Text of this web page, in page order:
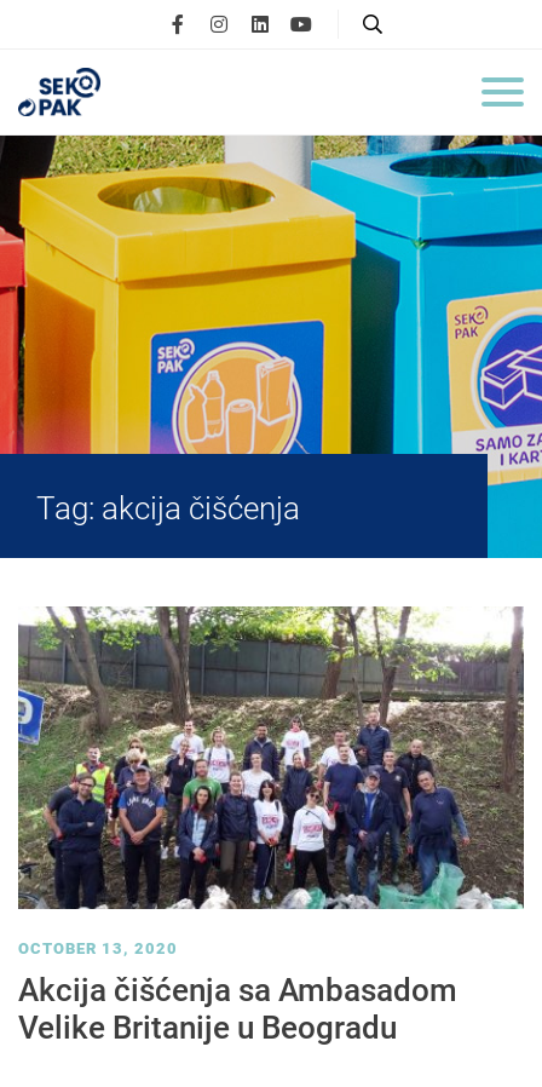
Tag: akcija čišćenja
OCTOBER 13, 2020
Akcija čišćenja sa Ambasadom
Velike Britanije u Beogradu